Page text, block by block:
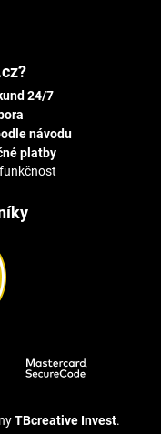
24/7
návodu
platby
TBcreative Invest.